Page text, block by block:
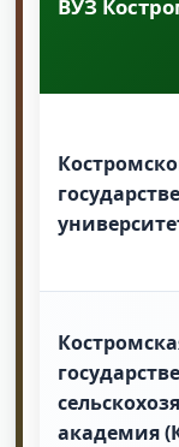
ВУЗ
академия